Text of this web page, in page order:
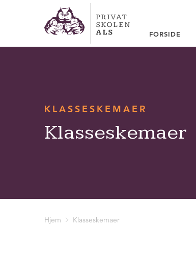
FORSIDE
KLASSESKEMAER
Klasseskemaer
Hjem Klasseskemaer